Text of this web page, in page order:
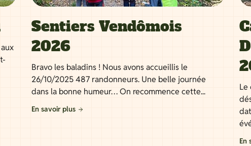
Sentiers Vendômois
2026
Bravo les baladins ! Nous avons accueillis le
26/10/2025 487 randonneurs. Une belle journée
dans la bonne humeur… On recommence cette...
En savoir plus
Le
En